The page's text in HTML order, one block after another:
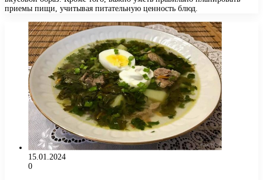
приемы пищи, учитывая питательную ценность блюд.
15.01.2024
0